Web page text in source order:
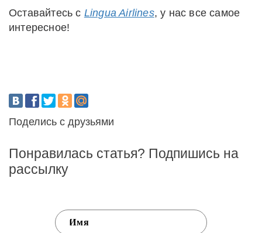
Оставайтесь с Lingua Airlines, у нас все самое
интересное!
Поделись с друзьями
Понравилась статья? Подпишись на
рассылку